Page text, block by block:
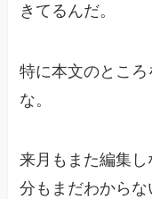
きてるんだ。
特に本文のとこ
な。
来月もまた編集
分もまだわからな